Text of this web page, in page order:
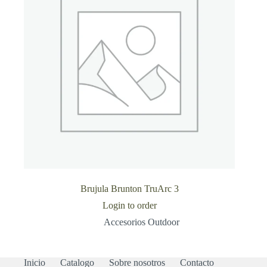
Brujula Brunton TruArc 3
Login to order
Accesorios Outdoor
Inicio Catalogo Sobre nosotros Contacto